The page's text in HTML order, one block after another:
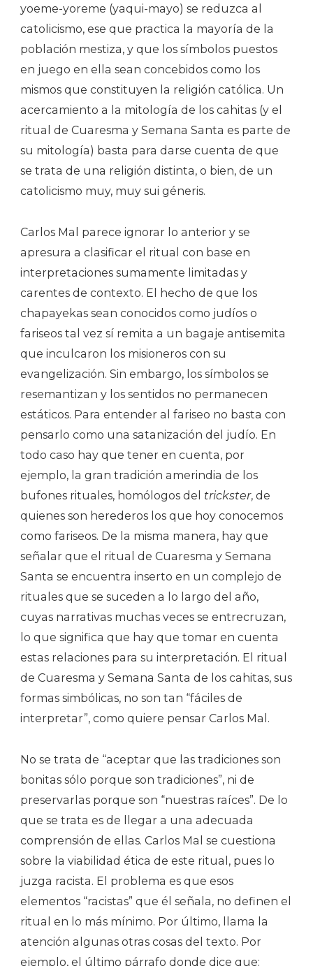
yoeme-yoreme (yaqui-mayo) se reduzca al
catolicismo, ese que practica la mayoría de la
población mestiza, y que los símbolos puestos
en juego en ella sean concebidos como los
mismos que constituyen la religión católica. Un
acercamiento a la mitología de los cahitas (y el
ritual de Cuaresma y Semana Santa es parte de
su mitología) basta para darse cuenta de que
se trata de una religión distinta, o bien, de un
catolicismo muy, muy sui géneris.
Carlos Mal parece ignorar lo anterior y se
apresura a clasificar el ritual con base en
interpretaciones sumamente limitadas y
carentes de contexto. El hecho de que los
chapayekas sean conocidos como judíos o
fariseos tal vez sí remita a un bagaje antisemita
que inculcaron los misioneros con su
evangelización. Sin embargo, los símbolos se
resemantizan y los sentidos no permanecen
estáticos. Para entender al fariseo no basta con
pensarlo como una satanización del judío. En
todo caso hay que tener en cuenta, por
ejemplo, la gran tradición amerindia de los
bufones rituales, homólogos del trickster, de
quienes son herederos los que hoy conocemos
como fariseos. De la misma manera, hay que
señalar que el ritual de Cuaresma y Semana
Santa se encuentra inserto en un complejo de
rituales que se suceden a lo largo del año,
cuyas narrativas muchas veces se entrecruzan,
lo que significa que hay que tomar en cuenta
estas relaciones para su interpretación. El ritual
de Cuaresma y Semana Santa de los cahitas, sus
formas simbólicas, no son tan “fáciles de
interpretar”, como quiere pensar Carlos Mal.
No se trata de “aceptar que las tradiciones son
bonitas sólo porque son tradiciones”, ni de
preservarlas porque son “nuestras raíces”. De lo
que se trata es de llegar a una adecuada
comprensión de ellas. Carlos Mal se cuestiona
sobre la viabilidad ética de este ritual, pues lo
juzga racista. El problema es que esos
elementos “racistas” que él señala, no definen el
ritual en lo más mínimo. Por último, llama la
atención algunas otras cosas del texto. Por
ejemplo, el último párrafo donde dice que: